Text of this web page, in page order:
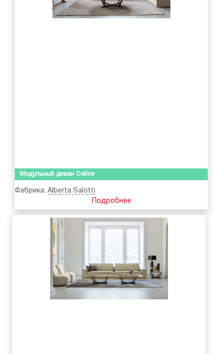
Модульный диван Celine
Фабрика: Alberta Salotti
Подробнее